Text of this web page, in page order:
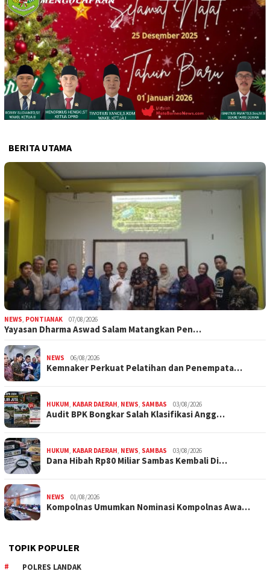
BERITA UTAMA
NEWS, PONTIANAK 07/08/2026
Yayasan Dharma Aswad Salam Matangkan Pen…
NEWS 06/08/2026
Kemnaker Perkuat Pelatihan dan Penempata…
HUKUM, KABAR DAERAH, NEWS, SAMBAS 03/08/2026
Audit BPK Bongkar Salah Klasifikasi Angg…
HUKUM, KABAR DAERAH, NEWS, SAMBAS 03/08/2026
Dana Hibah Rp80 Miliar Sambas Kembali Di…
NEWS 01/08/2026
Kompolnas Umumkan Nominasi Kompolnas Awa…
TOPIK POPULER
POLRES LANDAK